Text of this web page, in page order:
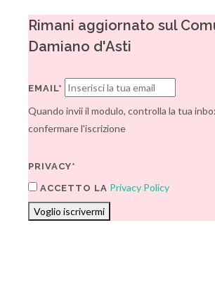
Rimani aggiornato sul
Damiano d'Asti
EMAIL*
Quando invii il modulo, controlla la tua
confermare l'iscrizione
PRIVACY*
ACCETTO LA Privacy Policy
Voglio iscrivermi